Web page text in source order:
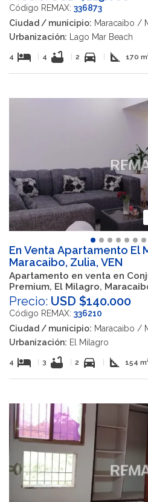
Código REMAX: 336873
Ciudad / municipio: Maracaibo /
Urbanización: Lago Mar Beach
4 hotel 4 bathtub 2 directions_car square_foot 170
En Venta Apartamento El
Maracaibo, Zulia, VEN
Apartamento en venta en
Premium, El Milagro,
Precio: USD $140.000
Código REMAX: 336210
Ciudad / municipio: Maracaibo /
Urbanización: El Milagro
4 hotel 3 bathtub 2 directions_car square_foot 154